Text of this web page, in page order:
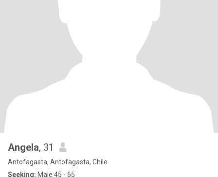
Angela, 31
Antofagasta, Antofagasta, Chile
Seeking: Male 45 - 65